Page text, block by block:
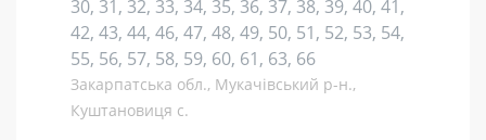
30, 31, 32, 33, 34, 35, 36, 37, 38, 39, 40, 41,
42, 43, 44, 46, 47, 48, 49, 50, 51, 52, 53, 54,
55, 56, 57, 58, 59, 60, 61, 63, 66
Закарпатська обл., Мукачівський р-н.,
Куштановиця с.